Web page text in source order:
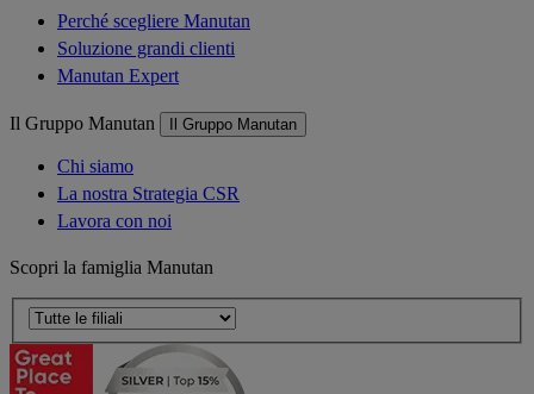
Perché scegliere Manutan
Soluzione grandi clienti
Manutan Expert
Il Gruppo Manutan Il Gruppo Manutan
Chi siamo
La nostra Strategia CSR
Lavora con noi
Scopri la famiglia Manutan